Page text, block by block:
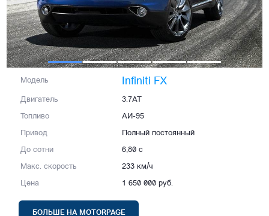
Модель Infiniti FX
Двигатель 3.7AT
Топливо АИ-95
Привод Полный постоянный
До сотни 6,80 с
Макс. скорость 233 км/ч
Цена 1 650 000 руб.
БОЛЬШЕ НА MOTORPAGE